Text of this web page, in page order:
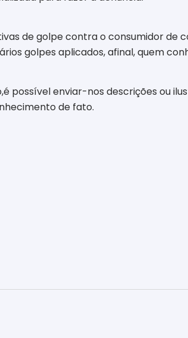
de golpe contra o consumidor de
golpes aplicados, afinal, quem
possível enviar-nos descrições ou
de fato.